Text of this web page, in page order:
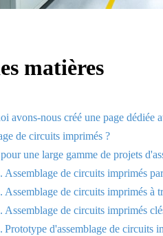
matières
avons-nous créé une page dédiée
de circuits imprimés ?
une large gamme de projets
Assemblage de circuits imprimés
Assemblage de circuits imprimés à
Assemblage de circuits imprimés
Prototype d'assemblage de circuits